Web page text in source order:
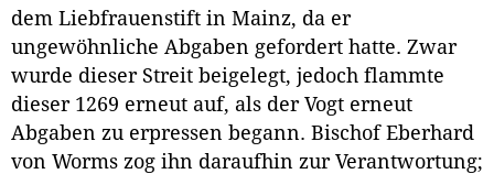
dem Liebfrauenstift in Mainz, da er
ungewöhnliche Abgaben gefordert hatte. Zwar
wurde dieser Streit beigelegt, jedoch flammte
dieser 1269 erneut auf, als der Vogt erneut
Abgaben zu erpressen begann. Bischof Eberhard
von Worms zog ihn daraufhin zur Verantwortung;